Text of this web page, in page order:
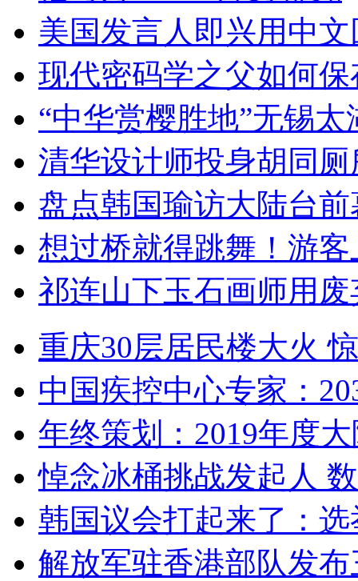
美国发言人即兴用中
现代密码学之父如何
“中华赏樱胜地”无锡
清华设计师投身胡同
盘点韩国瑜访大陆台
想过桥就得跳舞！游客
祁连山下玉石画师用
重庆30层居民楼大火
中国疾控中心专家：
年终策划：2019年度
悼念冰桶挑战发起人
韩国议会打起来了：
解放军驻香港部队发